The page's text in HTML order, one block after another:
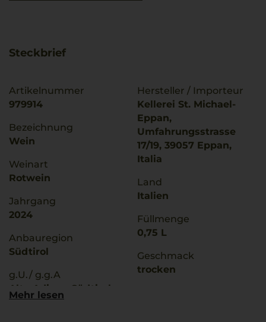
Steckbrief
Artikelnummer
979914
Bezeichnung
Wein
Weinart
Rotwein
Jahrgang
2024
Anbauregion
Südtirol
g.U./ g.g.A
Alto Adige - Südtirol
Hersteller / Importeur
Kellerei St. Michael-
Eppan,
Umfahrungsstrasse
17/19, 39057 Eppan,
Italia
Land
Italien
Füllmenge
0,75 L
Geschmack
trocken
Mehr lesen